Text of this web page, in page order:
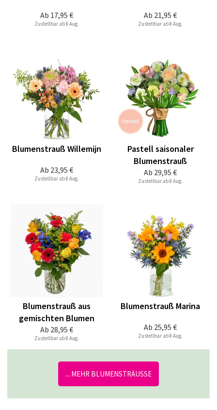
Ab 17,95 €
Zustellbar ab 8 Aug.
Ab 21,95 €
Zustellbar ab 8 Aug.
Ab 23,95 €
Blumenstrauß Willemijn
Zustellbar ab 8 Aug.
Ab 29,95 €
Pastell saisonaler
Blumenstrauß
Zustellbar ab 8 Aug.
Ab 28,95 €
Blumenstrauß aus
gemischten Blumen
Zustellbar ab 8 Aug.
Ab 25,95 €
Blumenstrauß Marina
Zustellbar ab 8 Aug.
... MEHR BLUMENSTRÄUSSE